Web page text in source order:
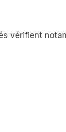
vérifient